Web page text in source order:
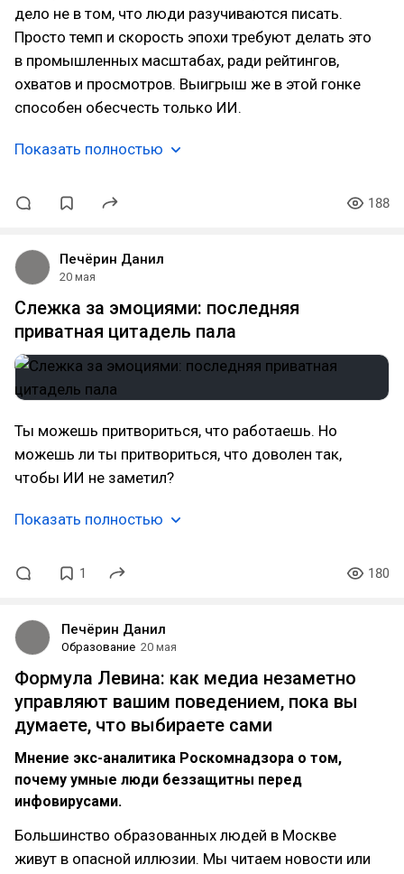
дело не в том, что люди разучиваются писать.
Просто темп и скорость эпохи требуют делать это
в промышленных масштабах, ради рейтингов,
охватов и просмотров. Выигрыш же в этой гонке
способен обесчесть только ИИ.
Показать полностью
188
Печёрин Данил
20 мая
Слежка за эмоциями: последняя
приватная цитадель пала
Ты можешь притвориться, что работаешь. Но
можешь ли ты притвориться, что доволен так,
чтобы ИИ не заметил?
Показать полностью
1 180
Печёрин Данил
Образование 20 мая
Формула Левина: как медиа незаметно
управляют вашим поведением, пока вы
думаете, что выбираете сами
Мнение экс-аналитика Роскомнадзора о том,
почему умные люди беззащитны перед
инфовирусами.
Большинство образованных людей в Москве
живут в опасной иллюзии. Мы читаем новости или